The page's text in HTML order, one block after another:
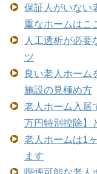
保証人がいな
重なホームはこ
人工透析が必
ツ
良い老人ホーム
施設の見極め方
老人ホーム入居
万円特別控除】
老人ホームは1
ます